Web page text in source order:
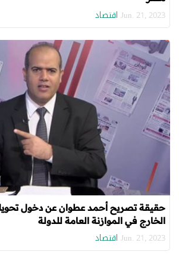
Jun. 21, 2023 اقتصاد
حقيقة تصريح أحمد عطوان عن دخول
الخارج في الموازنة العامة للدولة
Jun. 21, 2023 اقتصاد